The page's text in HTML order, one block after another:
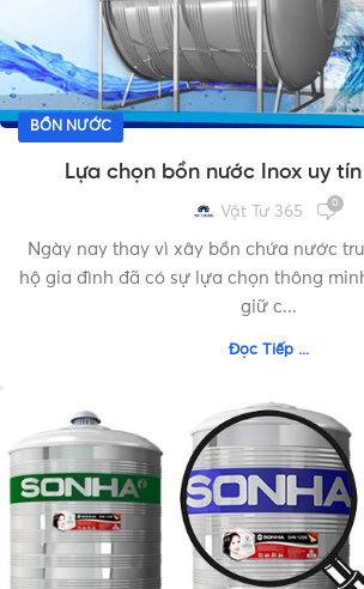
BỒN NƯỚC
Lựa chọn bồn nước Inox uy
Vật Tư 365 0
Ngày nay thay vì xây bồn chứa nước
hộ gia đình đã có sự lựa chọn thông
giữ c...
Đọc Tiếp ...